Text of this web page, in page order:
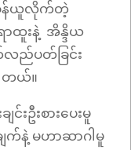
ဝန်ယူလိုက်တဲ့
ထူးနဲ့ အိန္ဒိယ
ည်ပတ်ခြင်း
တယ်။
းဦးစားပေးမူ
က်နဲ့ မဟာဆာဂါမူ